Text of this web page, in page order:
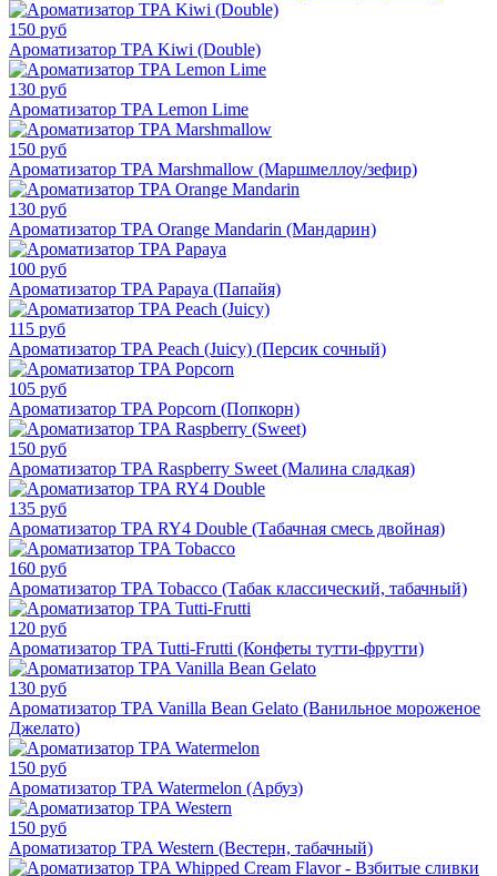
150 руб
Ароматизатор TPA Kiwi (Double)
130 руб
Ароматизатор TPA Lemon Lime
150 руб
Ароматизатор TPA Marshmallow (Маршмеллоу/зефир)
130 руб
Ароматизатор TPA Orange Mandarin (Мандарин)
100 руб
Ароматизатор TPA Papaya (Папайя)
115 руб
Ароматизатор TPA Peach (Juicy) (Персик сочный)
105 руб
Ароматизатор TPA Popcorn (Попкорн)
150 руб
Ароматизатор TPA Raspberry Sweet (Малина сладкая)
135 руб
Ароматизатор TPA RY4 Double (Табачная смесь двойная)
160 руб
Ароматизатор TPA Tobacco (Табак классический, табачный)
120 руб
Ароматизатор TPA Tutti-Frutti (Конфеты тутти-фрутти)
130 руб
Ароматизатор TPA Vanilla Bean Gelato (Ванильное мороженое
Джелато)
150 руб
Ароматизатор TPA Watermelon (Арбуз)
150 руб
Ароматизатор TPA Western (Вестерн, табачный)